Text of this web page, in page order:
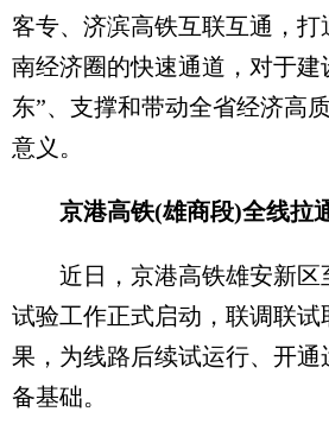
客专、济滨高铁互联互通，
南经济圈的快速通道，对于建
东”、支撑和带动全省经济高
意义。
京港高铁(雄商段)全线拉
近日，京港高铁雄安新区
试验工作正式启动，联调联
果，为线路后续试运行、开通
备基础。